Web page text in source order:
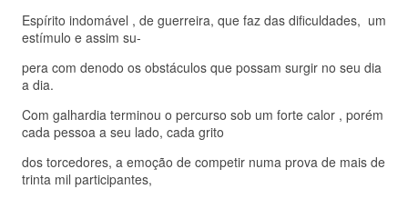
Espírito indomável , de guerreira, que faz das dificuldades, um
estímulo e assim su-
pera com denodo os obstáculos que possam surgir no seu dia
a dia.
Com galhardia terminou o percurso sob um forte calor , porém
cada pessoa a seu lado, cada grito
dos torcedores, a emoção de competir numa prova de mais de
trinta mil participantes,